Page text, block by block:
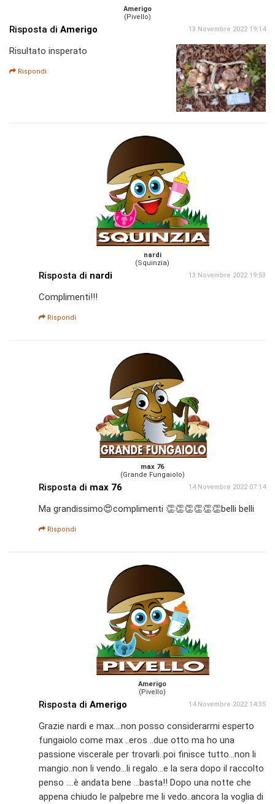
Amerigo
(Pivello)
Risposta di Amerigo 13 Novembre 2022 19:14
Risultato insperato
Rispondi
nardi
(Squinzia)
Risposta di nardi 13 Novembre 2022 19:53
Complimenti!!!
Rispondi
max 76
(Grande Fungaiolo)
Risposta di max 76 14 Novembre 2022 07:14
Ma grandissimo😍complimenti 👏👏👏👏👏👏belli belli
Rispondi
Amerigo
(Pivello)
Risposta di Amerigo 14 Novembre 2022 14:35
Grazie nardi e max....non posso considerarmi esperto
fungaiolo come max ..eros ..due otto ma ho una
passione viscerale per trovarli..poi finisce tutto...non li
mangio..non li vendo...li regalo...e la sera dopo il raccolto
penso ....è andata bene ...basta!! Dopo una notte che
appena chiudo le palpebre me li vedo..ancora la voglia di